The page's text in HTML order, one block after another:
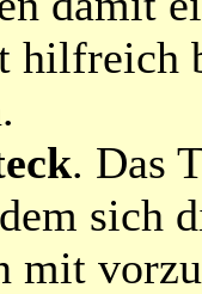
hilfreich
. Das
sich
mit